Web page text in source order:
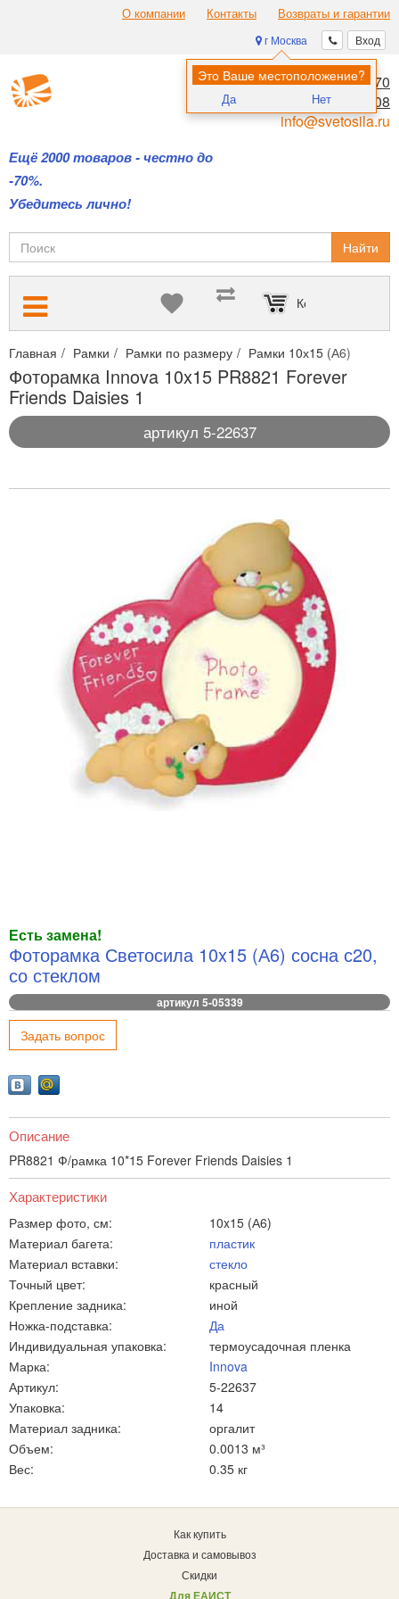
О компании Контакты Возвраты и гарантии
Вход
г Москва
Это Ваше местоположение?
Да Нет
Ещё 2000 товаров - честно до
-70%.
Убедитесь лично!
8 (495) 970-00-70
8 (800) 700-11-08
info@svetosila.ru
Найти
Корзина пуста
Главная Рамки Рамки по размеру Рамки 10х15 (А6)
Фоторамка Innova 10x15 PR8821 Forever
Friends Daisies 1
артикул 5-22637
Есть замена!
Фоторамка Светосила 10x15 (А6) сосна с20,
со стеклом
артикул 5-05339
Задать вопрос
Описание
PR8821 Ф/рамка 10*15 Forever Friends Daisies 1
Характеристики
Размер фото, см:
10x15 (А6)
Материал багета:
пластик
Материал вставки:
стекло
Точный цвет:
красный
Крепление задника:
иной
Ножка-подставка:
Да
Индивидуальная упаковка:
термоусадочная пленка
Марка:
Innova
Артикул:
5-22637
Упаковка:
14
Материал задника:
оргалит
Объем:
0.0013 м³
Вес:
0.35 кг
Как купить
Доставка и самовывоз
Скидки
Для ЕАИСТ